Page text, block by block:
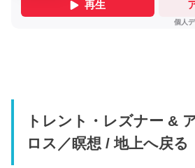
トレント・レズナー &
ロス／瞑想 / 地上へ戻る